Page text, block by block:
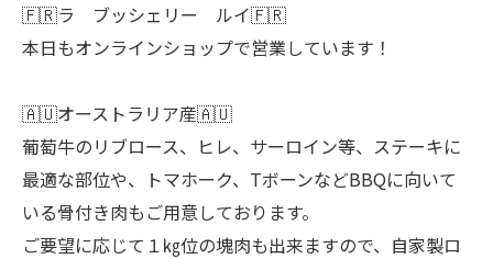
🇫🇷ラ ブッシェリー ルイ🇫🇷
本日もオンラインショップで営業しています！
🇦🇺オーストラリア産🇦🇺
葡萄牛のリブロース、ヒレ、サーロイン等、ステーキに
最適な部位や、トマホーク、TボーンなどBBQに向いて
いる骨付き肉もご用意しております。
ご要望に応じて１㎏位の塊肉も出来ますので、自家製ロ